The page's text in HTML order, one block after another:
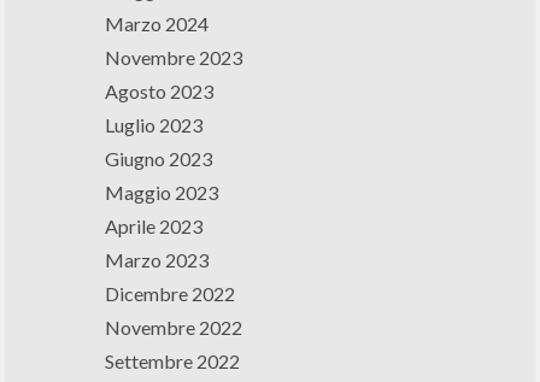
Marzo 2024
Novembre 2023
Agosto 2023
Luglio 2023
Giugno 2023
Maggio 2023
Aprile 2023
Marzo 2023
Dicembre 2022
Novembre 2022
Settembre 2022